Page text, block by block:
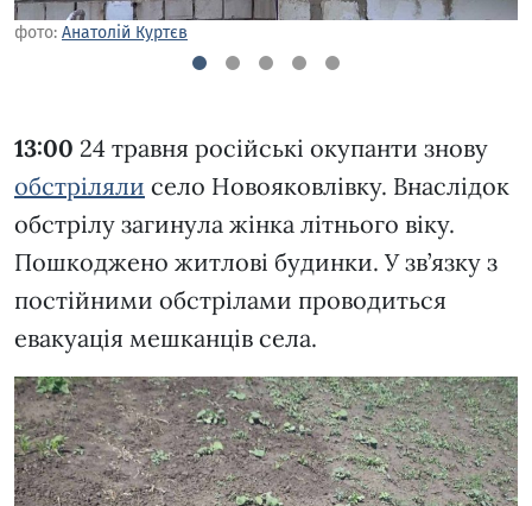
фото: Анатолій Куртєв
13:00 24 травня російські окупанти знову
обстріляли село Новояковлівку. Внаслідок
обстрілу загинула жінка літнього віку.
Пошкоджено житлові будинки. У зв’язку з
постійними обстрілами проводиться
евакуація мешканців села.